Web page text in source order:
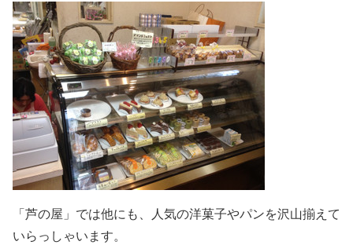
「芦の屋」では他にも、人気の洋菓子やパンを沢山揃えて
いらっしゃいます。